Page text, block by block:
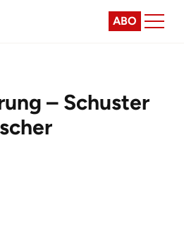
ABO
– Schuster